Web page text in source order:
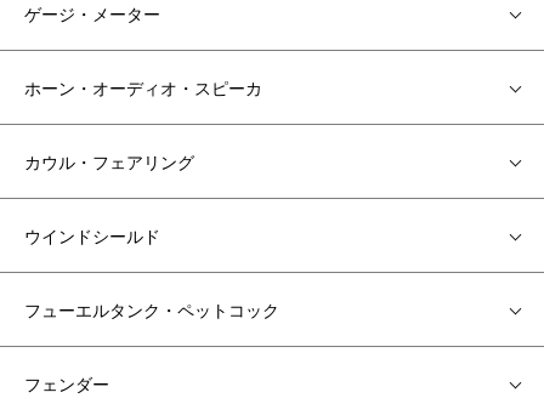
ゲージ・メーター
ホーン・オーディオ・スピーカ
カウル・フェアリング
ウインドシールド
フューエルタンク・ペットコック
フェンダー